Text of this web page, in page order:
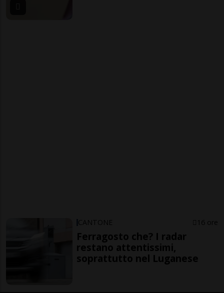
CANTONE 16 ore
Ferragosto che? I radar
restano attentissimi,
soprattutto nel Luganese